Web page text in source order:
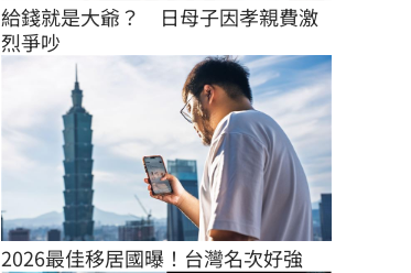
給錢就是大爺？　日母子因孝親費激
烈爭吵
2026最佳移居國曝！台灣名次好強